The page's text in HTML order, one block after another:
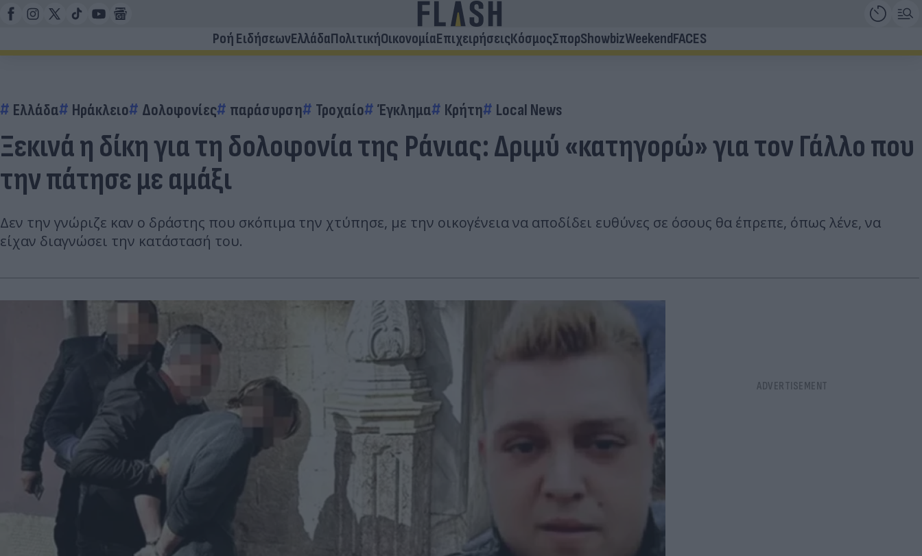
Ροή ΕιδήσεωνΕλλάδαΠολιτικήΟικονομίαΕπιχειρήσειςΚόσμοςΣπορShowbizWeekendFACES
Ελλάδα Ηράκλειο Δολοφονίες παράσυρση Τροχαίο Έγκλημα Κρήτη Local News
Ξεκινά η δίκη για τη δολοφονία της Ράνιας: Δριμύ «κατηγορώ» για τον Γάλλο που
την πάτησε με αμάξι
Δεν την γνώριζε καν ο δράστης που σκόπιμα την χτύπησε, με την οικογένεια να αποδίδει ευθύνες σε όσους θα έπρεπε, όπως λένε, να
είχαν διαγνώσει την κατάστασή του.